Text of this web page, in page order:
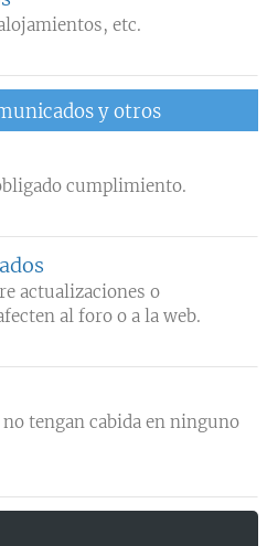
etc.
y otros
cumplimiento.
actualizaciones o
al foro o a la web.
tengan cabida en ninguno